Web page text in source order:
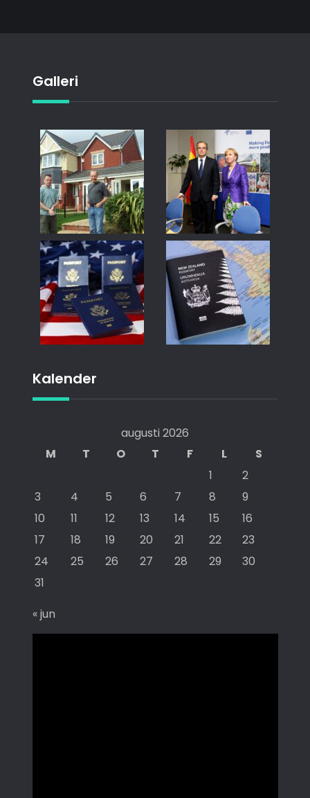
Galleri
Kalender
augusti 2026
M
T O T F L
S
1
2
3
4 5 6 7 8
9
10
11 12 13 14 15
16
17
18 19 20 21 22
23
24
25 26 27 28 29
30
31
« jun